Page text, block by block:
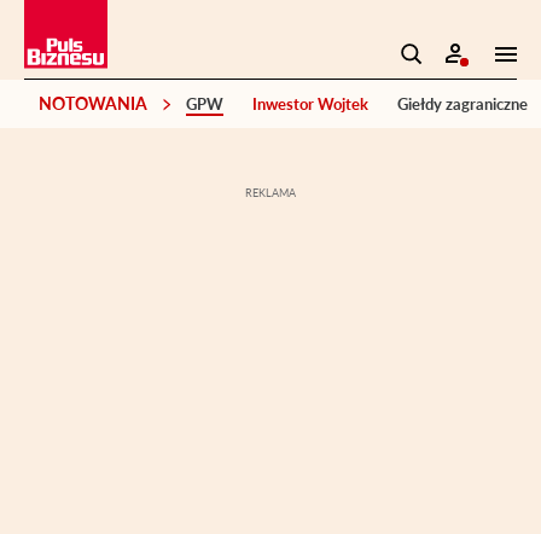
NOTOWANIA GPW Inwestor Wojtek Giełdy zagraniczne